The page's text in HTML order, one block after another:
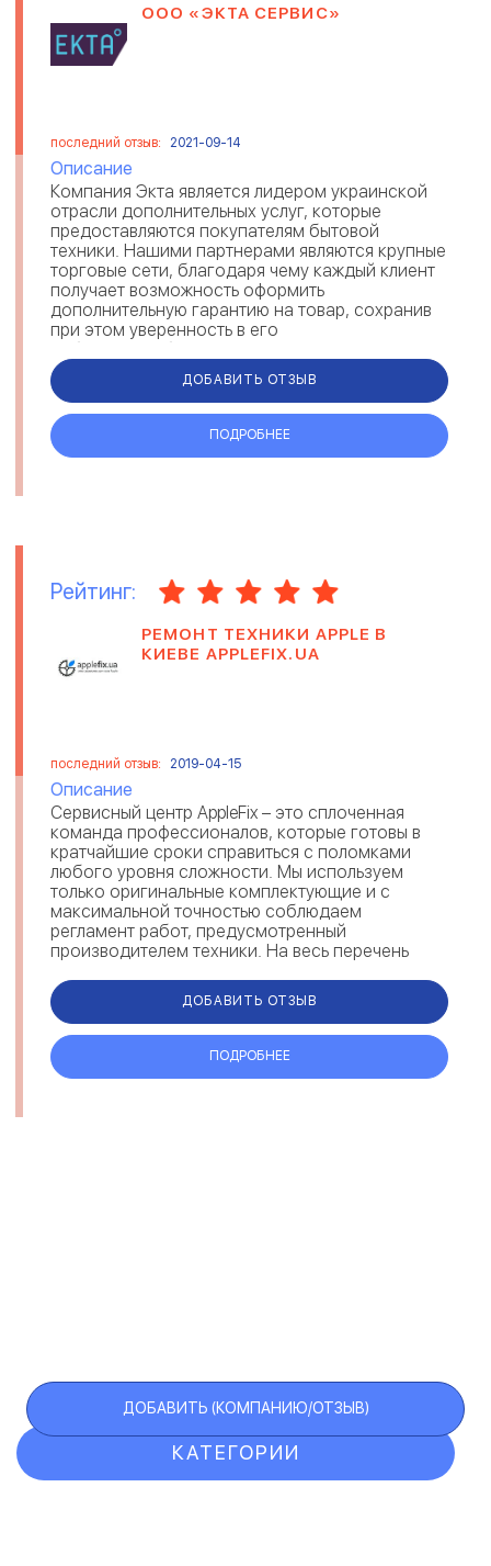
ООО «ЭКТА СЕРВИС»
последний отзыв: 2021-09-14
Описание
Компания Экта является лидером украинской
отрасли дополнительных услуг, которые
предоставляются покупателям бытовой
техники. Нашими партнерами являются крупные
торговые сети, благодаря чему каждый клиент
получает возможность оформить
дополнительную гарантию на товар, сохранив
при этом уверенность в его
работоспособности и длительном сроке
эксплуатации. Ежедневно в наш...
ДОБАВИТЬ ОТЗЫВ
ПОДРОБНЕЕ
Рейтинг:
РЕМОНТ ТЕХНИКИ APPLE В
КИЕВЕ APPLEFIX.UA
последний отзыв: 2019-04-15
Описание
Сервисный центр AppleFix – это сплоченная
команда профессионалов, которые готовы в
кратчайшие сроки справиться с поломками
любого уровня сложности. Мы используем
только оригинальные комплектующие и с
максимальной точностью соблюдаем
регламент работ, предусмотренный
производителем техники. На весь перечень
которая является д...
ДОБАВИТЬ ОТЗЫВ
ПОДРОБНЕЕ
КАТЕГОРИИ
ДОБАВИТЬ (КОМПАНИЮ/ОТЗЫВ)